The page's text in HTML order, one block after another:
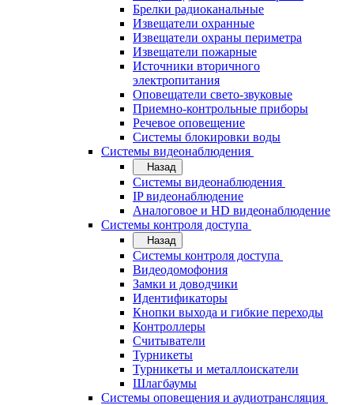
Брелки радиоканальные
Извещатели охранные
Извещатели охраны периметра
Извещатели пожарные
Источники вторичного
электропитания
Оповещатели свето-звуковые
Приемно-контрольные приборы
Речевое оповещение
Системы блокировки воды
Системы видеонаблюдения
Назад
Системы видеонаблюдения
IP видеонаблюдение
Аналоговое и HD видеонаблюдение
Системы контроля доступа
Назад
Системы контроля доступа
Видеодомофония
Замки и доводчики
Идентификаторы
Кнопки выхода и гибкие переходы
Контроллеры
Считыватели
Турникеты
Турникеты и металлоискатели
Шлагбаумы
Системы оповещения и аудиотрансляция